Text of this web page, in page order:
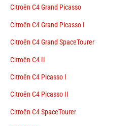
Citroën C4 Grand Picasso
Citroën C4 Grand Picasso I
Citroën C4 Grand SpaceTourer
Citroën C4 II
Citroën C4 Picasso I
Citroën C4 Picasso II
Citroën C4 SpaceTourer